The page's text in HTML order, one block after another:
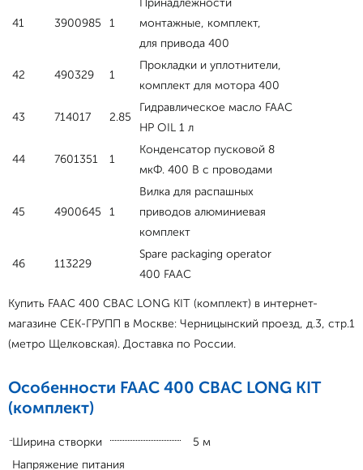
41 3900985 1
Принадлежности
монтажные, комплект,
для привода 400
42 490329 1
Прокладки и уплотнители,
комплект для мотора 400
43 714017 2.85
Гидравлическое масло FAAC
HP OIL 1 л
44 7601351 1
Конденсатор пусковой 8
мкФ. 400 В с проводами
45 4900645 1
Вилка для распашных
приводов алюминиевая
комплект
46 113229
Spare packaging operator
400 FAAC
Купить FAAC 400 CBAC LONG KIT (комплект) в интернет-
магазине СЕК-ГРУПП в Москве: Черницынский проезд, д.3, стр.1
(метро Щелковская). Доставка по России.
Особенности FAAC 400 CBAC LONG KIT
(комплект)
Ширина створки
5 м
Напряжение питания